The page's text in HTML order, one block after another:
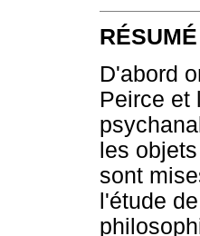
RÉSUMÉ
D'abord
Peirce et
les
sont
l'étude